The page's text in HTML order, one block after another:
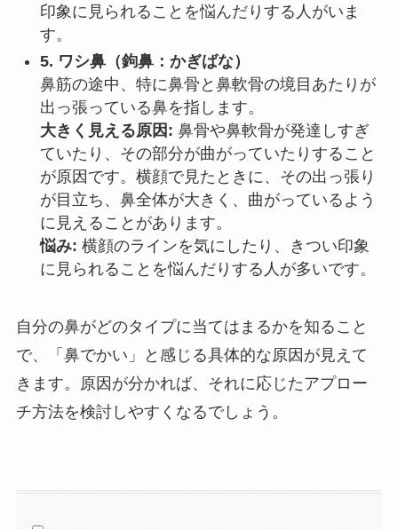
印象に見られることを悩んだりする人がいま
す。
5. ワシ鼻（鉤鼻：かぎばな）
鼻筋の途中、特に鼻骨と鼻軟骨の境目あたりが
出っ張っている鼻を指します。
大きく見える原因: 鼻骨や鼻軟骨が発達しすぎ
ていたり、その部分が曲がっていたりすること
が原因です。横顔で見たときに、その出っ張り
が目立ち、鼻全体が大きく、曲がっているよう
に見えることがあります。
悩み: 横顔のラインを気にしたり、きつい印象
に見られることを悩んだりする人が多いです。
自分の鼻がどのタイプに当てはまるかを知ること
で、「鼻でかい」と感じる具体的な原因が見えて
きます。原因が分かれば、それに応じたアプロー
チ方法を検討しやすくなるでしょう。